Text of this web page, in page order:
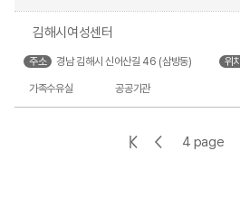
김해시여성센터
주소 경남 김해시 신어산길 46 (삼방동) 위치
가족수유실 공공기관
첫 이 4 page